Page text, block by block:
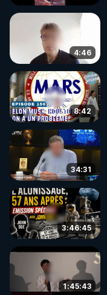
4:46
8:42
34:31
3:46:45
1:45:43